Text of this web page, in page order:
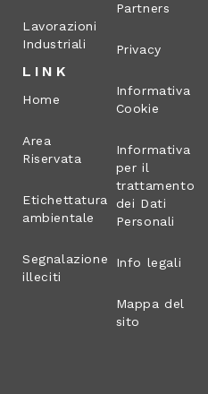
Lavorazioni
Industriali
LINK
Home
Area
Riservata
Etichettatura
ambientale
Segnalazione
illeciti
Partners
Privacy
Informativa
Cookie
Informativa
per il
trattamento
dei Dati
Personali
Info legali
Mappa del
sito